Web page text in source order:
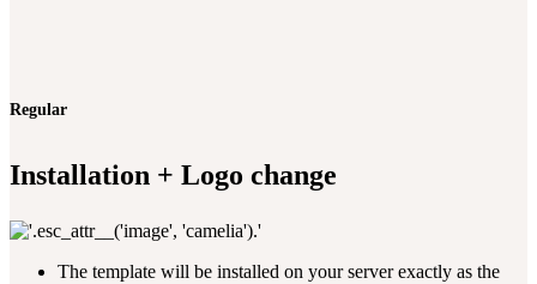
Regular
Installation + Logo change
The template will be installed on your server exactly as the